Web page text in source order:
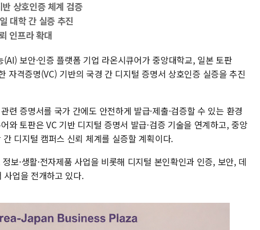
상호인증 체계 검증
대학 간 실증 추진
인프라 확대
보안·인증 플랫폼 기업 라온시큐어가 중앙대학교, 일본 토판
자격증명(VC) 기반의 국경 간 디지털 증명서 상호인증 실증을 추진
련 증명서를 국가 간에도 안전하게 발급·제출·검증할 수 있는 환경
와 토판은 VC 기반 디지털 증명서 발급·검증 기술을 연계하고, 중앙
디지털 캠퍼스 신뢰 체계를 실증할 계획이다.
보·생활·전자제품 사업을 비롯해 디지털 본인확인과 인증, 보안, 데
업을 전개하고 있다.